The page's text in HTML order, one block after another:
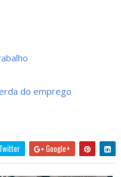
do emprego
Twitter Google+